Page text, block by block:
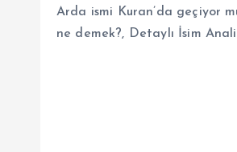
Arda ismi Kuran’da geçiyor
ne demek?, Detaylı İsim